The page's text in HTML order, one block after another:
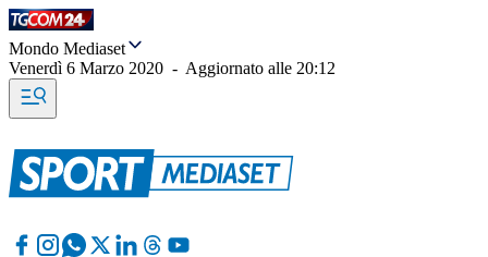
Mondo Mediaset
Venerdì 6 Marzo 2020 - Aggiornato alle 20:12